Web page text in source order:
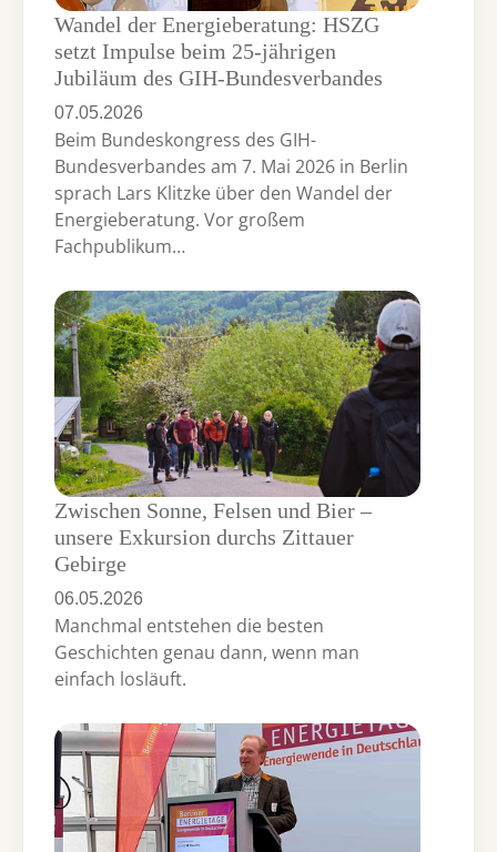
Wandel der Energieberatung: HSZG
setzt Impulse beim 25-jährigen
Jubiläum des GIH-Bundesverbandes
07.05.2026
Beim Bundeskongress des GIH-
Bundesverbandes am 7. Mai 2026 in Berlin
sprach Lars Klitzke über den Wandel der
Energieberatung. Vor großem
Fachpublikum…
Zwischen Sonne, Felsen und Bier –
unsere Exkursion durchs Zittauer
Gebirge
06.05.2026
Manchmal entstehen die besten
Geschichten genau dann, wenn man
einfach losläuft.